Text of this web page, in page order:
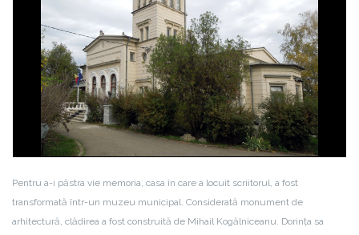
Pentru a-i păstra vie memoria, casa în care a locuit scriitorul, a fost
transformată într-un muzeu municipal. Considerată monument de
arhitectură, clădirea a fost construită de Mihail Kogălniceanu. Dorința sa